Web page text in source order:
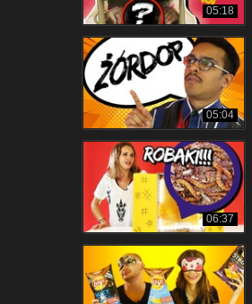
05:18
05:04
06:37